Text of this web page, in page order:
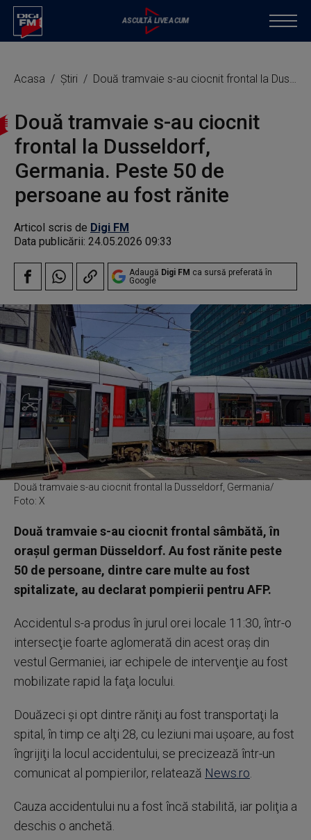
Acasa Știri Două tramvaie s-au ciocnit frontal la Dusseldorf, Germania. Peste 50 de persoane au fost rănite
Două tramvaie s-au ciocnit
frontal la Dusseldorf,
Germania. Peste 50 de
persoane au fost rănite
Articol scris de Digi FM
Data publicării: 24.05.2026 09:33
Adaugă Digi FM ca sursă preferată în
Google
Două tramvaie s-au ciocnit frontal la Dusseldorf, Germania/
Foto: X
Două tramvaie s-au ciocnit frontal sâmbătă, în
oraşul german Düsseldorf. Au fost rănite peste
50 de persoane, dintre care multe au fost
spitalizate, au declarat pompierii pentru AFP.
Accidentul s-a produs în jurul orei locale 11:30, într-o
intersecţie foarte aglomerată din acest oraş din
vestul Germaniei, iar echipele de intervenţie au fost
mobilizate rapid la faţa locului.
Douăzeci şi opt dintre răniţi au fost transportaţi la
spital, în timp ce alţi 28, cu leziuni mai uşoare, au fost
îngrijiţi la locul accidentului, se precizează într-un
comunicat al pompierilor, relatează News.ro
Cauza accidentului nu a fost încă stabilită, iar poliţia a
deschis o anchetă.